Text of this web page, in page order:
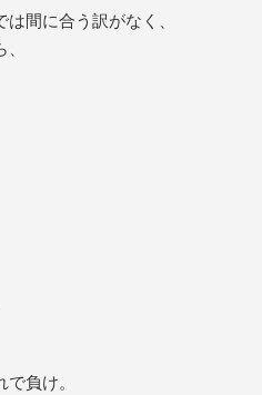
間に合う訳がなく、
負け。